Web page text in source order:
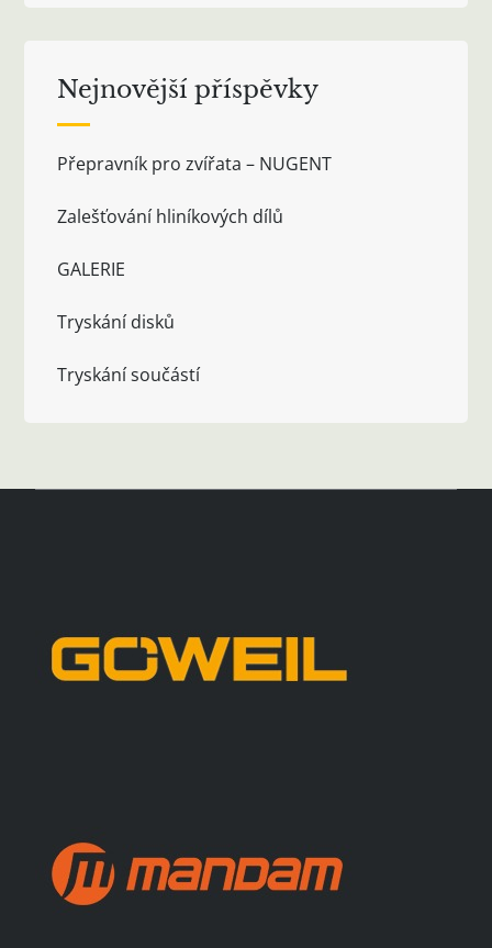
Nejnovější příspěvky
Přepravník pro zvířata – NUGENT
Zalešťování hliníkových dílů
GALERIE
Tryskání disků
Tryskání součástí